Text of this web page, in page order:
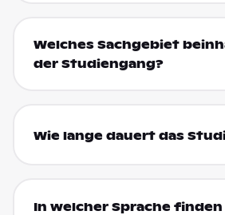
Welches Sachgebiet
der Studiengang?
Wie lange dauert das
In welcher Sprache finden